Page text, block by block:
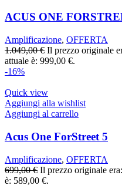
ACUS ONE
Amplificazione, OFFERTA
1.049,00€ Il prezzo originale
attuale è: 999,00 €.
-16%
Quick view
Aggiungi alla wishlist
Aggiungi al carrello
Acus One ForStreet 5
Amplificazione, OFFERTA
699,00€ Il prezzo originale
è: 589,00 €.